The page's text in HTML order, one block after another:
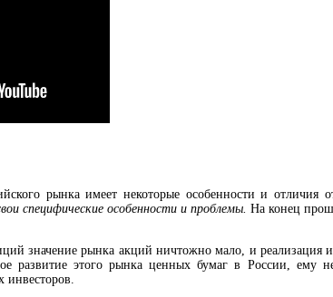
рынка имеет некоторые особенности и отличия
специфические особенности и проблемы. На конец
значение рынка акций ничтожно мало, и реализация
развитие этого рынка ценных бумаг в России, ему
инвесторов.